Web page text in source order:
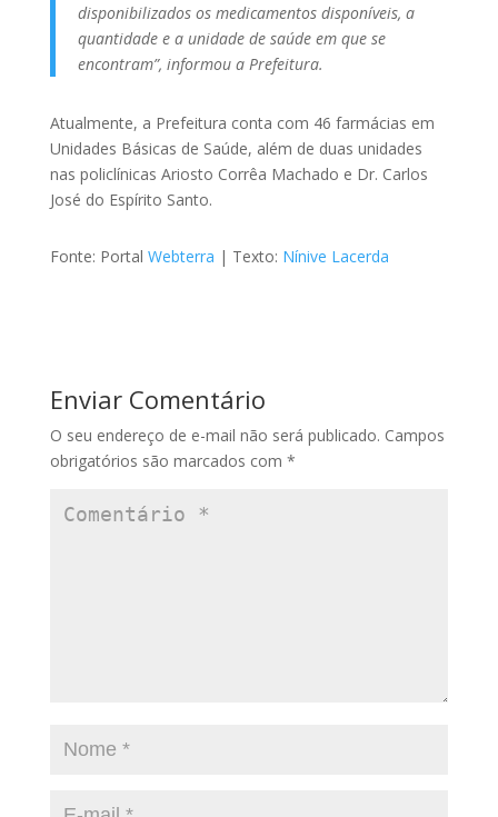
disponibilizados os medicamentos disponíveis, a
quantidade e a unidade de saúde em que se
encontram”, informou a Prefeitura.
Atualmente, a Prefeitura conta com 46 farmácias em
Unidades Básicas de Saúde, além de duas unidades
nas policlínicas Ariosto Corrêa Machado e Dr. Carlos
José do Espírito Santo.
Fonte: Portal Webterra | Texto: Nínive Lacerda
Enviar Comentário
O seu endereço de e-mail não será publicado. Campos
obrigatórios são marcados com *